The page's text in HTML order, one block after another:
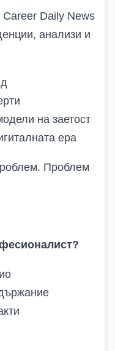
Daily News
анализи и
на заетост
ера
Проблем